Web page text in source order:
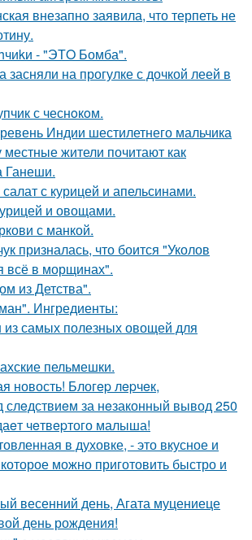
внезапно заявила, что терпеть не
- "ЭТO Бомба".
засняли на прогулке с дочкой леей в
с чеснoкoм.
Индии шестилетнего мальчика
жители почитают как
Ганеши.
с курицей и апельсинами.
и овощами.
с манкой.
призналась, что боится "Уколов
всё в морщинах".
из Детства".
Ингредиенты:
из самых полезных овощей для
пельмешки.
новость! Блогep лepчeк,
за нeзаконный вывод 250
чeтвepтого малыша!
в духовке, - это вкусное и
можно приготовить быстро и
весенний день, Агата муцениеце
день рождения!